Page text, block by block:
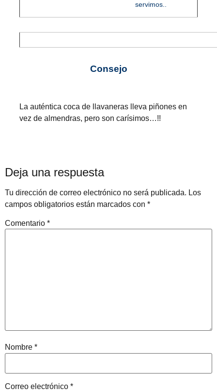
servimos..
Consejo
La auténtica coca de llavaneras lleva piñones en
vez de almendras, pero son carísimos…!!
Deja una respuesta
Tu dirección de correo electrónico no será publicada. Los
campos obligatorios están marcados con *
Comentario *
Nombre *
Correo electrónico *